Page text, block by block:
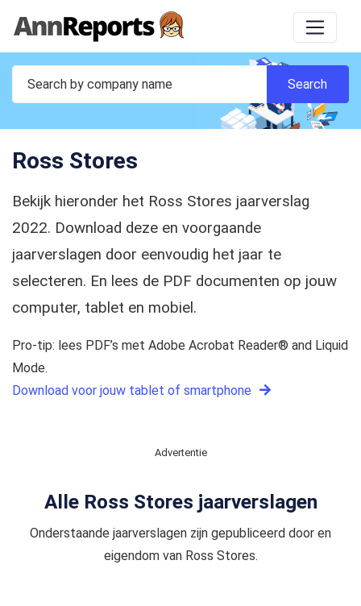
Ross Stores
Bekijk hieronder het Ross Stores jaarverslag
2022. Download deze en voorgaande
jaarverslagen door eenvoudig het jaar te
selecteren. En lees de PDF documenten op jouw
computer, tablet en mobiel.
Pro-tip: lees PDF’s met Adobe Acrobat Reader® and Liquid
Mode.
Download voor jouw tablet of smartphone
Advertentie
Alle Ross Stores jaarverslagen
Onderstaande jaarverslagen zijn gepubliceerd door en
eigendom van Ross Stores.